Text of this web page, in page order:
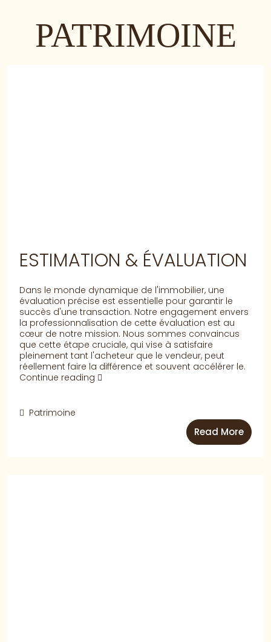
PATRIMOINE
ESTIMATION & ÉVALUATION
Dans le monde dynamique de l'immobilier, une
évaluation précise est essentielle pour garantir le
succès d'une transaction. Notre engagement envers
la professionnalisation de cette évaluation est au
cœur de notre mission. Nous sommes convaincus
que cette étape cruciale, qui vise à satisfaire
pleinement tant l'acheteur que le vendeur, peut
réellement faire la différence et souvent accélérer le.
Continue reading
Patrimoine
Read More